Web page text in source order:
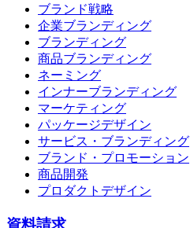
ブランド戦略
企業ブランディング
ブランディング
商品ブランディング
ネーミング
インナーブランディング
マーケティング
パッケージデザイン
サービス・ブランディング
ブランド・プロモーション
商品開発
プロダクトデザイン
資料請求